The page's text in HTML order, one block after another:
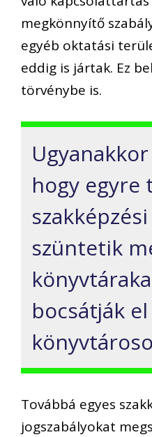
megkönnyítő
egyéb oktatási
eddig is jártak. Ez
törvénybe is.
hogy egyre
szüntetik
bocsátják el
Továbbá egyes
jogszabályokat